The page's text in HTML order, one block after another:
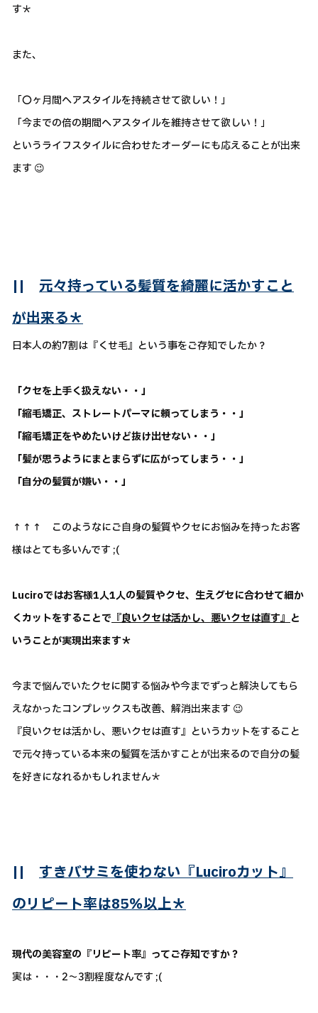
す＊
また、
「〇ヶ月間ヘアスタイルを持続させて欲しい！」
「今までの倍の期間ヘアスタイルを維持させて欲しい！」
というライフスタイルに合わせたオーダーにも応えることが出来
ます 😉
|| 元々持っている髪質を綺麗に活かすこと
が出来る＊
日本人の約7割は『くせ毛』という事をご存知でしたか？
「クセを上手く扱えない・・」
「縮毛矯正、ストレートパーマに頼ってしまう・・」
「縮毛矯正をやめたいけど抜け出せない・・」
「髪が思うようにまとまらずに広がってしまう・・」
「自分の髪質が嫌い・・」
↑↑↑ このようなにご自身の髪質やクセにお悩みを持ったお客
様はとても多いんです ;(
Luciroではお客様1人1人の髪質やクセ、生えグセに合わせて細か
くカットをすることで『良いクセは活かし、悪いクセは直す』と
いうことが実現出来ます＊
今まで悩んでいたクセに関する悩みや今までずっと解決してもら
えなかったコンプレックスも改善、解消出来ます 😉
『良いクセは活かし、悪いクセは直す』というカットをすること
で元々持っている本来の髪質を活かすことが出来るので自分の髪
を好きになれるかもしれません＊
|| すきバサミを使わない『Luciroカット』
のリピート率は85％以上＊
現代の美容室の『リピート率』ってご存知ですか？
実は・・・2～3割程度なんです ;(